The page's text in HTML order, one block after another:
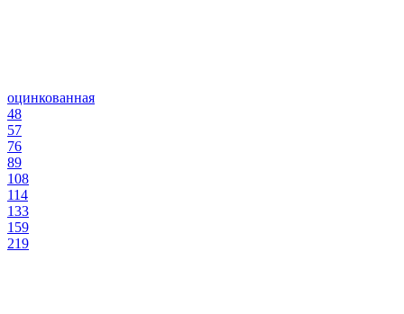
оцинкованная
48
57
76
89
108
114
133
159
219